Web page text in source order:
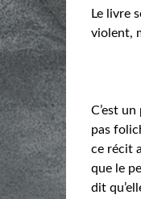
Le livre
violent,
C’est
pas
ce récit
que le
dit